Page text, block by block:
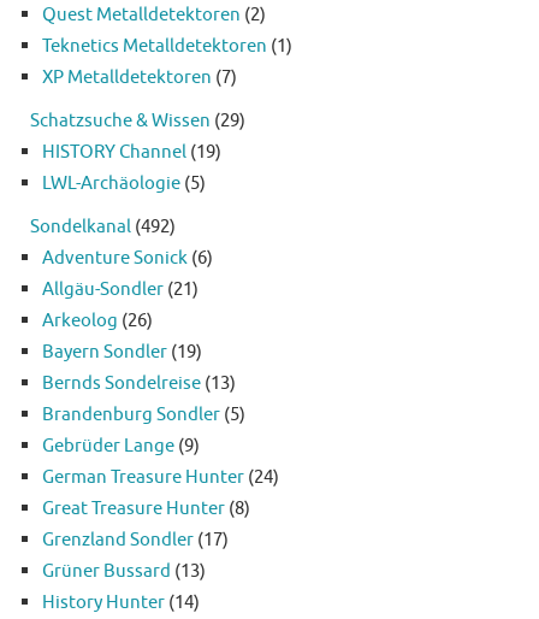
Quest Metalldetektoren (2)
Teknetics Metalldetektoren (1)
XP Metalldetektoren (7)
Schatzsuche & Wissen (29)
HISTORY Channel (19)
LWL-Archäologie (5)
Sondelkanal (492)
Adventure Sonick (6)
Allgäu-Sondler (21)
Arkeolog (26)
Bayern Sondler (19)
Bernds Sondelreise (13)
Brandenburg Sondler (5)
Gebrüder Lange (9)
German Treasure Hunter (24)
Great Treasure Hunter (8)
Grenzland Sondler (17)
Grüner Bussard (13)
History Hunter (14)